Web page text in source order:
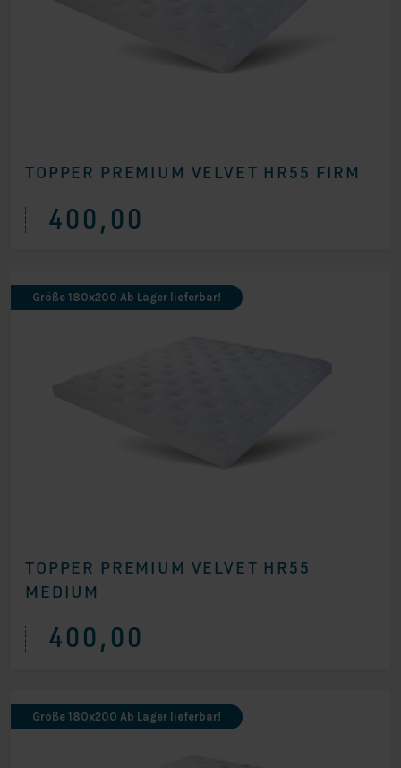
TOPPER PREMIUM VELVET HR55 FIRM
400,00
TOPPER PREMIUM VELVET HR55
MEDIUM
Größe 180x200 Ab Lager lieferbar!
400,00
Größe 180x200 Ab Lager lieferbar!